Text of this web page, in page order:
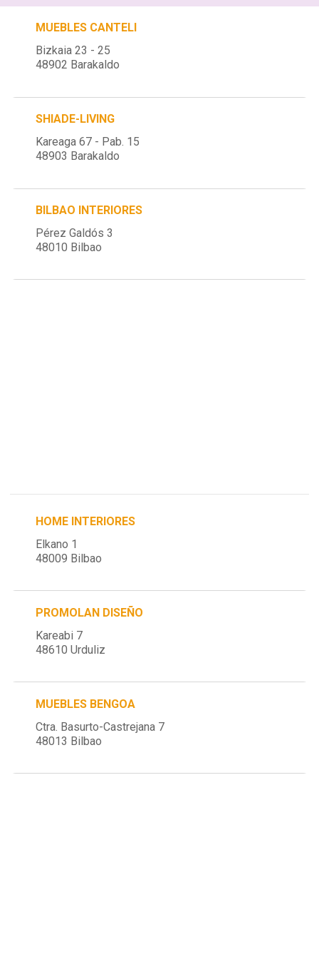
MUEBLES CANTELI
Bizkaia 23 - 25
48902 Barakaldo
SHIADE-LIVING
Kareaga 67 - Pab. 15
48903 Barakaldo
BILBAO INTERIORES
Pérez Galdós 3
48010 Bilbao
HOME INTERIORES
Elkano 1
48009 Bilbao
PROMOLAN DISEÑO
Kareabi 7
48610 Urduliz
MUEBLES BENGOA
Ctra. Basurto-Castrejana 7
48013 Bilbao